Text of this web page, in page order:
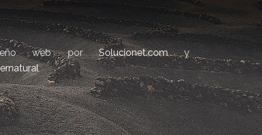
web porSolucionet.comy